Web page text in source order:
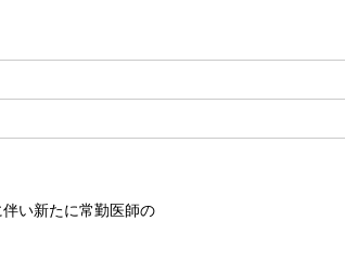
い新たに常勤医師の